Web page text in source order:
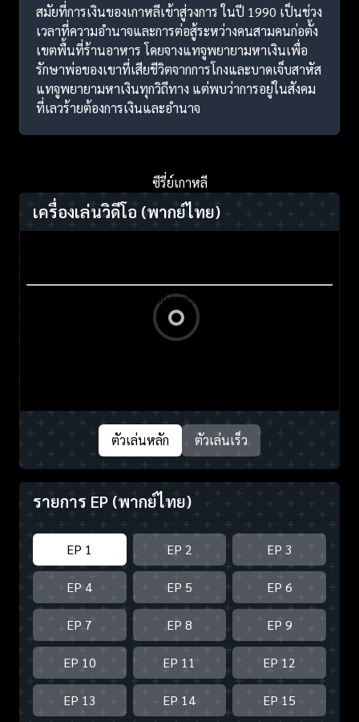
สมัยที่การเงินของเกาหลีเข้าสู่วงการ ในปี 1990 เป็นช่วง
เวลาที่ความอำนาจและการต่อสู้ระหว่างคนสามคนก่อตั้ง
เขตพื้นที่ร้านอาหาร โดยจางแทจูพยายามหาเงินเพื่อ
รักษาพ่อของเขาที่เสียชีวิตจากการโกงและบาดเจ็บสาหัส
แทจูพยายามหาเงินทุกวิถีทาง แต่พบว่าการอยู่ในสังคม
ที่เลวร้ายต้องการเงินและอำนาจ
ซีรี่ย์เกาหลี
เครื่องเล่นวิดีโอ (พากย์ไทย)
ตัวเล่นหลัก ตัวเล่นเร็ว
รายการ EP (พากย์ไทย)
EP 1 EP 2 EP 3
EP 4 EP 5 EP 6
EP 7 EP 8 EP 9
EP 10 EP 11 EP 12
EP 13 EP 14 EP 15